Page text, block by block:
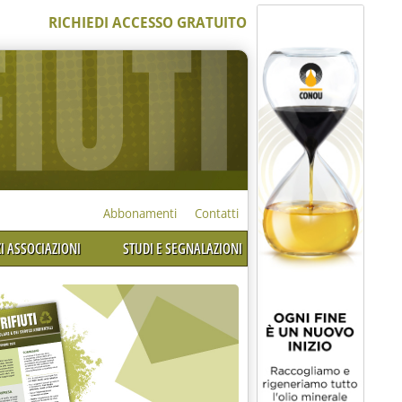
RICHIEDI ACCESSO GRATUITO
Abbonamenti Contatti
ASSOCIAZIONI STUDI E SEGNALAZIONI